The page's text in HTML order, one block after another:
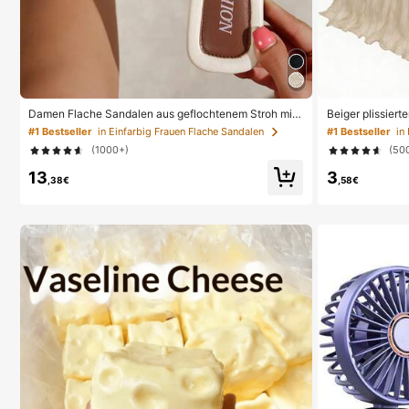
Damen Flache Sandalen aus geflochtenem Stroh mit
Schleife und Metalldekor, bequemer minimalistischer
Stil für Urlaub, Strand, Zuhause, tägliche Nutzung, we
iße geflochtene offene Zehen Pantoffeln, Boho Chic
#1 Bestseller in Einfarbig Frauen Flache Sandalen
(1000+)
13 ,38€
Beiger
rtstagsfeier-
ner
elstück-
arbiger
#1 Bestseller in
3 ,58€